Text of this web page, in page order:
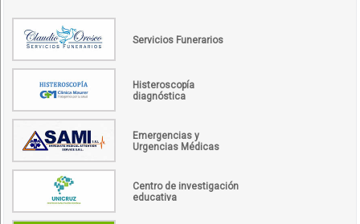
Servicios Funerarios
Histeroscopía
diagnóstica
Emergencias y
Urgencias Médicas
Centro de investigación
educativa